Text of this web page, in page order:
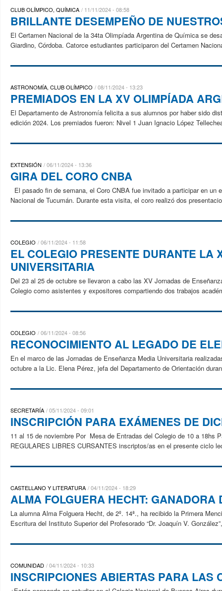
CLUB OLÍMPICO, QUÍMICA 11/11/2024 - 08:58
BRILLANTE DESEMPEÑO DE
El Certamen Nacional de la 34ta Olimpíada Argentina de Química se
Giardino, Córdoba. Catorce estudiantes participaron del Certamen
ASTRONOMÍA, CLUB OLÍMPICO 08/11/2024 - 13:23
PREMIADOS EN LA XV OLIMPÍADA
El Departamento de Astronomía felicita a sus alumnos por haber sido
edición 2024. Los premiados fueron: Nivel 1 Juan Ignacio López
EXTENSIÓN 06/11/2024 - 13:36
GIRA DEL CORO CNBA
El pasado fin de semana, el Coro CNBA fue invitado a participar en
Nacional de Tucumán. Durante esta visita, el coro realizó dos
COLEGIO 06/11/2024 - 11:58
EL COLEGIO PRESENTE DURANTE LA
UNIVERSITARIA
Del 23 al 25 de octubre se llevaron a cabo las XV Jornadas de
Colegio como asistentes y expositores compartiendo dos trabajos
COLEGIO 06/11/2024 - 08:56
RECONOCIMIENTO AL LEGADO DE
En el marco de las Jornadas de Enseñanza Media Universitaria
octubre a la Lic. Elena Pérez, jefa del Departamento de Orientación
SECRETARÍA 05/11/2024 - 09:01
INSCRIPCIÓN PARA EXÁMENES DE
11 al 15 de noviembre Por Mesa de Entradas del Colegio de 10 a
REGULARES LIBRES CURSANTES inscriptos/as en el presente ciclo
CASTELLANO Y LITERATURA 04/11/2024 - 18:29
ALMA FOLGUERA HECHT: GANADORA
La alumna Alma Folguera Hecht, de 2º. 14ª., ha recibido la Primera
Escritura del Instituto Superior del Profesorado “Dr. Joaquín V.
COMUNIDAD 04/11/2024 - 10:33
INSCRIPCIONES ABIERTAS PARA LAS